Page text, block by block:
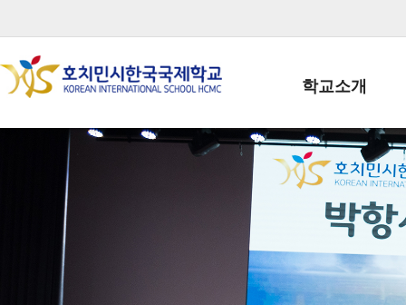
학교소개
학교장인사말
학생회장인사말
학교상징
학교 CI
교직원현황